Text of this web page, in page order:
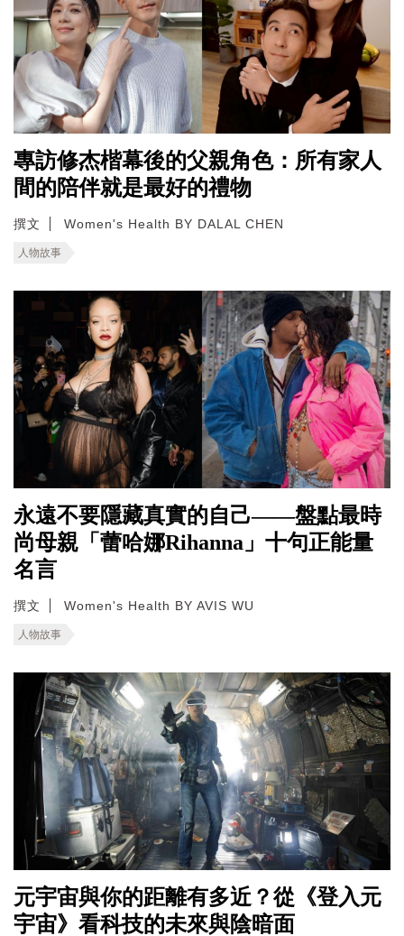
專訪修杰楷幕後的父親角色：所有家人
間的陪伴就是最好的禮物
撰文 Women's Health BY DALAL CHEN
人物故事
永遠不要隱藏真實的自己——盤點最時
尚母親「蕾哈娜Rihanna」十句正能量
名言
撰文 Women's Health BY AVIS WU
人物故事
元宇宙與你的距離有多近？從《登入元
宇宙》看科技的未來與陰暗面